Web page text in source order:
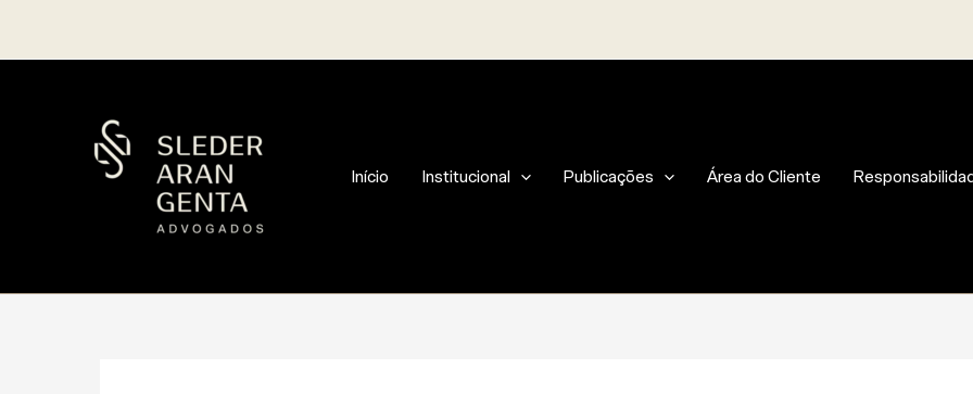
o
Início Institucional Publicações Área do Cliente